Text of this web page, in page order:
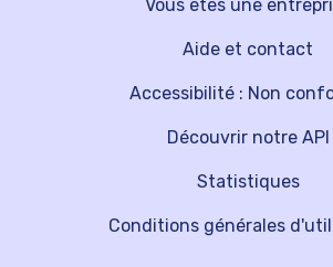
Vous êtes une
Découvrir notre API
Aide et contact
Statistiques
Accessibilité : Non
Conditions générales